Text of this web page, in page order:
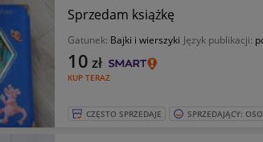
Sprzedam książkę
Gatunek: Bajki i wierszyki Język publikacji:
KUP TERAZ
10 zł
CZĘSTO SPRZEDAJE SPRZEDAJĄCY: